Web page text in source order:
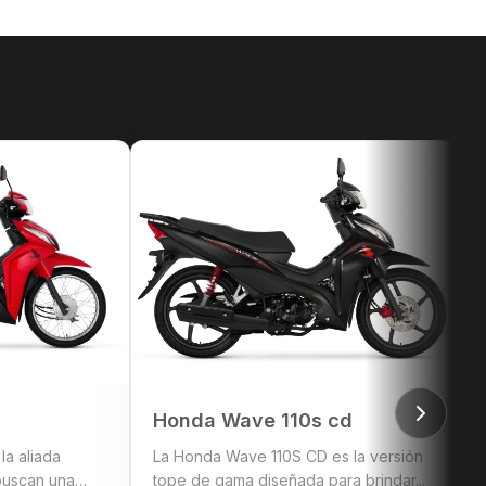
aliada
una
Honda Wave 110s cd
La Honda Wave 110S CD es la versión
tope de gama diseñada para brindar...